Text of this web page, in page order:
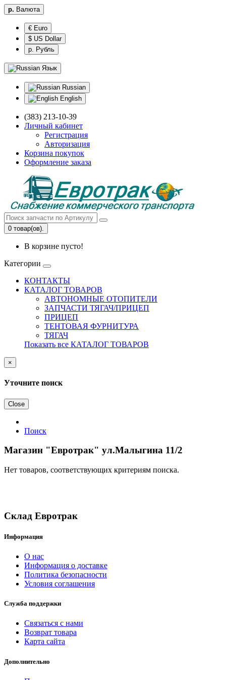
р. Валюта
€ Euro
$ US Dollar
р. Рубль
Язык
Russian
English
(383) 213-10-39
Личный кабинет
Регистрация
Авторизация
Корзина покупок
Оформление заказа
0 товар(ов).
В корзине пусто!
Категории
КОНТАКТЫ
КАТАЛОГ ТОВАРОВ
АВТОНОМНЫЕ ОТОПИТЕЛИ
ЗАПЧАСТИ ТЯГАЧ/ПРИЦЕП
ПРИЦЕП
ТЕНТОВАЯ ФУРНИТУРА
ТЯГАЧ
Показать все КАТАЛОГ ТОВАРОВ
×
Уточните поиск
Close
Поиск
Магазин "Евротрак" ул.Малыгина 11/2
Нет товаров, соответствующих критериям поиска.
Склад Евротрак
Информация
О нас
Информация о доставке
Политика безопасности
Условия соглашения
Служба поддержки
Связаться с нами
Возврат товара
Карта сайта
Дополнительно